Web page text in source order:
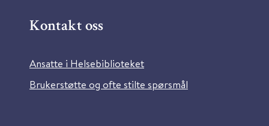
Kontakt oss
Ansatte i Helsebiblioteket
Brukerstøtte og ofte stilte spørsmål